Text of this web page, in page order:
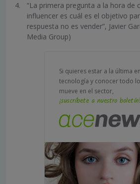
“La primera pregunta a la hora de
influencer es cuál es el objetivo
respuesta no es vender”, Javier
Media Group)
Si quieres estar a la última en
tecnología y conocer todo
mueve en el sector,
¡suscríbete a nuestro boletín!